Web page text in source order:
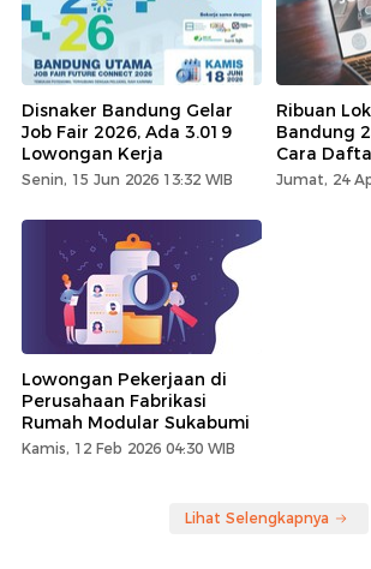
Disnaker Bandung Gelar
Job Fair 2026, Ada 3.019
Lowongan Kerja
Senin, 15 Jun 2026 13:32 WIB
Ribuan
Bandung
Cara
Jumat, 24
Lowongan Pekerjaan di
Perusahaan Fabrikasi
Rumah Modular Sukabumi
Kamis, 12 Feb 2026 04:30 WIB
Lihat Selengkapnya